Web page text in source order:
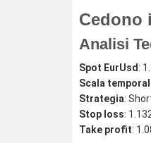
Cedono
Analisi
Spot EurUsd :
Scala
Strategia:
Stop loss:
Take profit: